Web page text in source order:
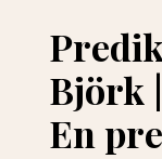
Björk
En